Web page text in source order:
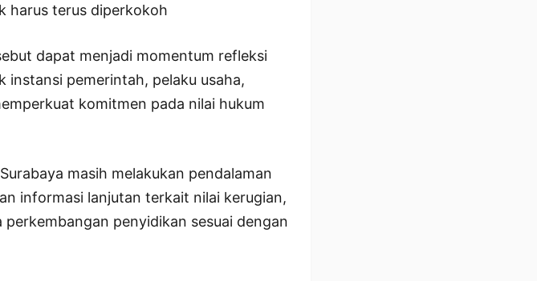
harus terus diperkokoh
dapat menjadi momentum refleksi
pemerintah, pelaku usaha,
komitmen pada nilai hukum
masih melakukan pendalaman
informasi lanjutan terkait nilai kerugian,
penyidikan sesuai dengan